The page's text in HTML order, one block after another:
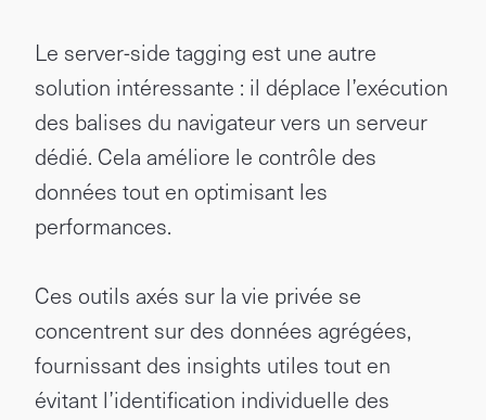
Le server-side tagging est une autre
solution intéressante : il déplace l’exécution
des balises du navigateur vers un serveur
dédié. Cela améliore le contrôle des
données tout en optimisant les
performances.
Ces outils axés sur la vie privée se
concentrent sur des données agrégées,
fournissant des insights utiles tout en
évitant l’identification individuelle des